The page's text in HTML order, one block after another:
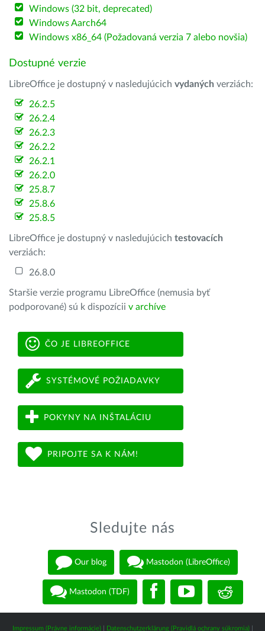
Windows (32 bit, deprecated)
Windows Aarch64
Windows x86_64 (Požadovaná verzia 7 alebo novšia)
Dostupné verzie
LibreOffice je dostupný v nasledujúcich vydaných verziách:
26.2.5
26.2.4
26.2.3
26.2.2
26.2.1
26.2.0
25.8.7
25.8.6
25.8.5
LibreOffice je dostupný v nasledujúcich testovacích
verziách:
26.8.0
Staršie verzie programu LibreOffice (nemusia byť
podporované) sú k dispozícii v archíve
ČO JE LIBREOFFICE
SYSTÉMOVÉ POŽIADAVKY
POKYNY NA INŠTALÁCIU
PRIPOJTE SA K NÁM!
Sledujte nás
Our blog Mastodon (LibreOffice)
Mastodon (TDF)
Impressum (Právne informácie)| Datenschutzerklärung (Pravidlá ochrany súkromia)|